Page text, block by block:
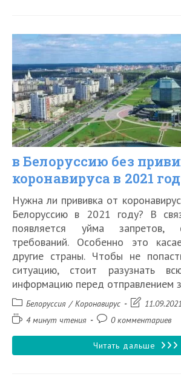
в
на
2021
года
в Белоруссию без
коронавируса в 2021
Нужна ли прививка от
Белоруссию в 2021 году? В
появляется уйма запретов,
требований. Особенно это
другие страны. Чтобы не
ситуацию, стоит разузнать
информацию перед отправлением
Рубрика
записи:
Белоруссия / Коронавирус
Запись11.09.2021
Время4 минут чтения
Комментарии
записи:
0 комментариев
Читать дальше Пустят